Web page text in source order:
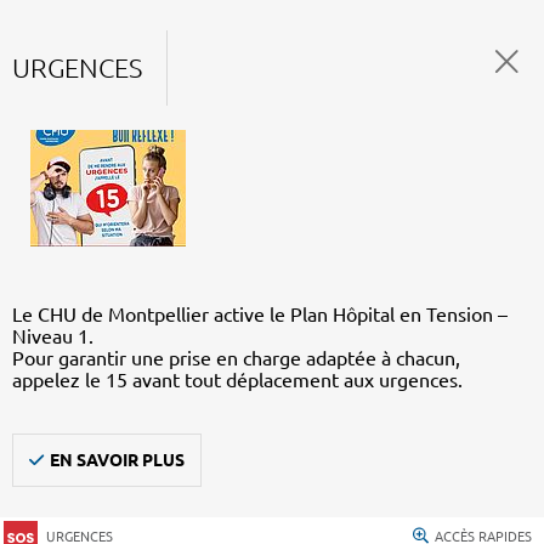
URGENCES
Le CHU de Montpellier active le Plan Hôpital en Tension –
Niveau 1.
Pour garantir une prise en charge adaptée à chacun,
appelez le 15 avant tout déplacement aux urgences.
EN SAVOIR PLUS
URGENCES ACCÈS RAPIDES